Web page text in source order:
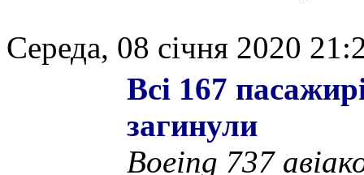
Середа, 08 січня 2020
Всі 167
загинули
Boeing 737